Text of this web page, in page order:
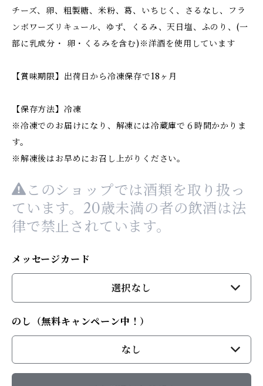
チーズ、卵、粗製糖、米粉、葛、いちじく、さるなし、フラ
ンボワーズリキュール、ゆず、くるみ、天日塩、ふのり、(一
部に乳成分・ 卵・くるみを含む)※洋酒を使用しています
【賞味期限】出荷日から冷凍保存で18ヶ月
【保存方法】冷凍
※冷凍でのお届けになり、解凍には冷蔵庫で６時間かかりま
す。
※解凍後はお早めにお召し上がりください。
このショップでは酒類を取り扱っ
ています。20歳未満の者の飲酒は法
律で禁止されています。
メッセージカード
選択なし
のし（無料キャンペーン中！）
なし